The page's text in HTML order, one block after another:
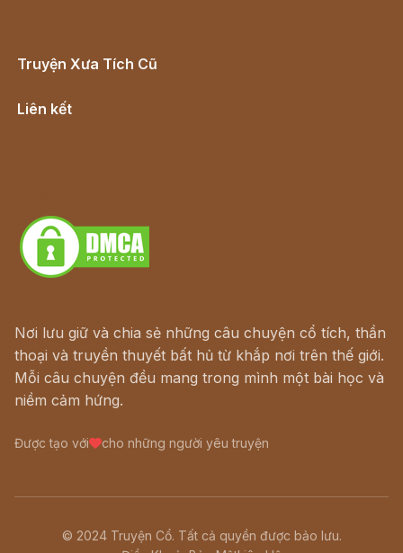
Truyện Xưa Tích Cũ
Liên kết
Nơi lưu giữ và chia sẻ những câu chuyện cổ tích, thần
thoại và truyền thuyết bất hủ từ khắp nơi trên thế giới.
Mỗi câu chuyện đều mang trong mình một bài học và
niềm cảm hứng.
Được tạo với cho những người yêu truyện
© 2024 Truyện Cổ. Tất cả quyền được bảo lưu.